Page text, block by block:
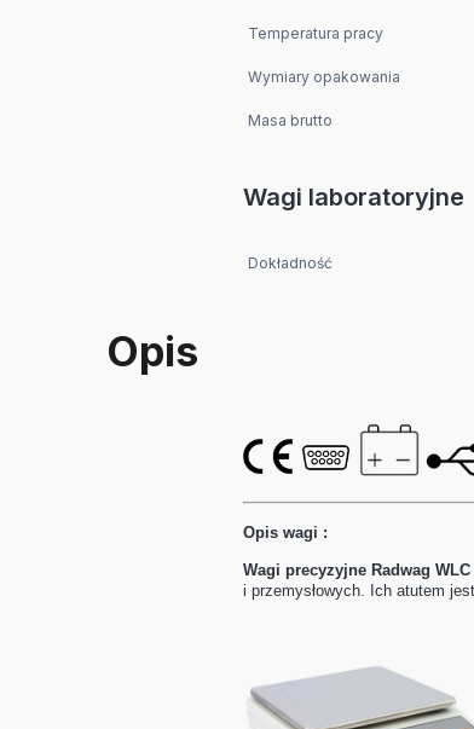
Temperatura pracy
Wymiary opakowania
Masa brutto
Wagi laboratoryjne
Dokładność
Opis
Opis wagi :
Wagi precyzyjne Radwag
i przemysłowych. Ich atutem